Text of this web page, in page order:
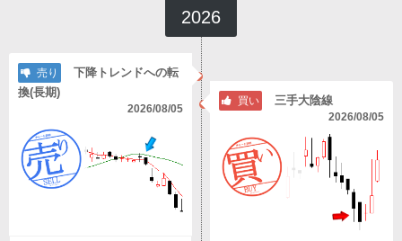
2026
売り
下降トレンドへの転
換(長期)
2026/08/05
買い 三手大陰線
2026/08/05